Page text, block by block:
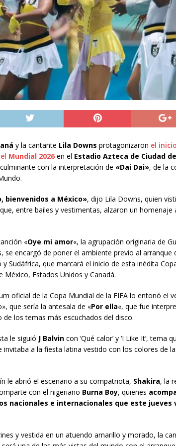
[ 05/08/2026 ] Diputado Álvaro Jofre alerta por el futuro
Iquique
DEPORTES
[ 05/08/2026 ] Concejo Municipal aprueba proyecto
público del sector El Boro
ALTO HOSPICIO
[ 06/08/2026 ]
El papa León XIV viajará a Uruguay,
noviembre
INTERNACIONAL
y la cantante Lila Downs protagonizaron el
Mundial 2026 en el Estadio Azteca de Ciudad
con la interpretación de «Dai Dai», de la
bienvenidos a México», dijo Lila Downs, quien
entre bailes y vestimentas, alzaron un homenaje
«Oye mi amor«, la agrupación originaria de
se encargó de poner el ambiente previo al arranque
y Sudáfrica, que marcará el inicio de esta inédita
Estados Unidos y Canadá.
oficial de la Copa Mundial de la FIFA lo entonó el
que sería la antesala de «Por ella«, que fue
de los temas más escuchados del disco.
le siguió J Balvin con ‘Qué calor’ y ‘I Like It’, tema
invitaba a la fiesta latina vestido con los colores de
le abrió el escenario a su compatriota, Shakira, la
con el nigeriano Burna Boy, quienes
nacionales e internacionales que este jueves
y vestida en un atuendo amarillo y morado, la